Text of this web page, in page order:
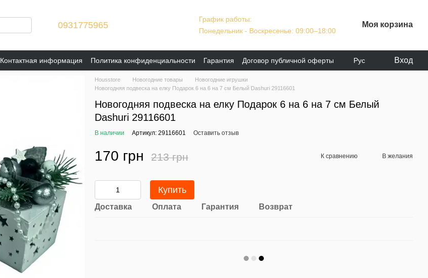
0931775965
График работы:
Понедельник - Воскресенье: 09:00–18:00
Моя корзина
Контактная информация Политика конфиденциальности Гарантия
Договор публичной оферты
Рус Вход
Housstore Новогодние товары
Новогодние игрушки
Новогодняя подвеска на елку Подарок 6 на 6 на 7 см Белый Dashuri 29116601
Новогодняя подвеска на елку Подарок 6 на 6 на 7 см Белый
Dashuri 29116601
В наличии Артикул: 29116601 Оставить отзыв
170 грн 213 грн К сравнению В желания
Купить
Доставка Оплата Гарантия Возврат